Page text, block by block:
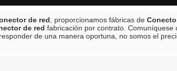
de red , proporcionamos fábricas de
de red fabricación por contrato. Comuníquese
de una manera oportuna, no somos el